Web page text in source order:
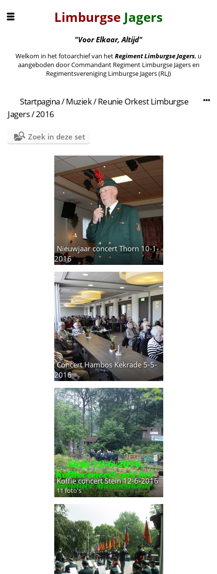
Limburgse Jagers
"Voor Elkaar, Altijd"
Welkom in het fotoarchief van hetRegiment Limburgse Jagers, u
aangeboden door Commandant Regiment Limburgse Jagers en
Regimentsvereniging Limburgse Jagers (RLJ)
Startpagina/Muziek/Reunie Orkest Limburgse
Jagers/2016
Zoek in deze set
Nieuwjaar concert Thorn 10-1-
2016
Concert Hambos Kekrade 5-5-
2016
Koffie concert Stein 12-6-2016
11 foto's